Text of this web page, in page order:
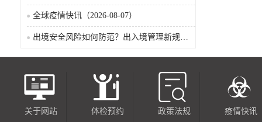
全球疫情快讯（2026-08-07）
出境安全风险如何防范？出入境管理新规9月15日起施行
关于网站
体检预约
政策法规
疫情快讯